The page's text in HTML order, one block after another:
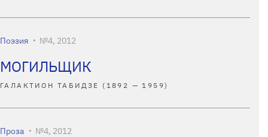
Поэзия №4, 2012
МОГИЛЬЩИК
ГАЛАКТИОН ТАБИДЗЕ (1892 — 1959)
Проза №4, 2012